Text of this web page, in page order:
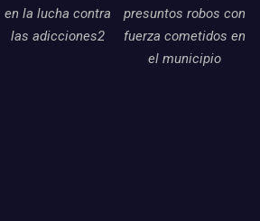
en la lucha contra
las adicciones2
presuntos robos con
fuerza cometidos en
el municipio